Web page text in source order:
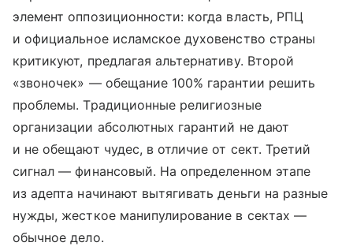
элемент оппозиционности: когда власть, РПЦ
и официальное исламское духовенство страны
критикуют, предлагая альтернативу. Второй
«звоночек» — обещание 100% гарантии решить
проблемы. Традиционные религиозные
организации абсолютных гарантий не дают
и не обещают чудес, в отличие от сект. Третий
сигнал — финансовый. На определенном этапе
из адепта начинают вытягивать деньги на разные
нужды, жесткое манипулирование в сектах —
обычное дело.